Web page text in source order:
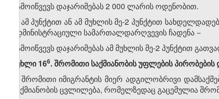
გამოიწვევს დაჯარიმებას 2 000 ლარის ოდენობით.
3. ამ პუნქტით ან ამ მუხლის მე-2 პუნქტით
ადმინისტრაციული სამართალდარღვევის ჩადენა −
გამოიწვევს დაჯარიმებას ამ მუხლის მე-2 პუნქტით
მუხლი 16​6. შრომითი საქმიანობის უფლების
1. შრომითი იმიგრანტის მიერ ადგილობრივი
საქმიანობის ცვლილება, რომელზედაც გაცემულია